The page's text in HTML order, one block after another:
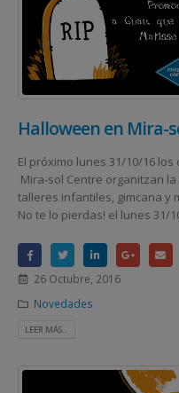
Halloween en Mira-
El próximo lunes 31/10/16
Mira-sol Centre organitzan la
talleres infantiles, gimcana y
No te lo pierdas! el lunes 31/
26 Octubre, 2016
Novedades
LEER MÁS...